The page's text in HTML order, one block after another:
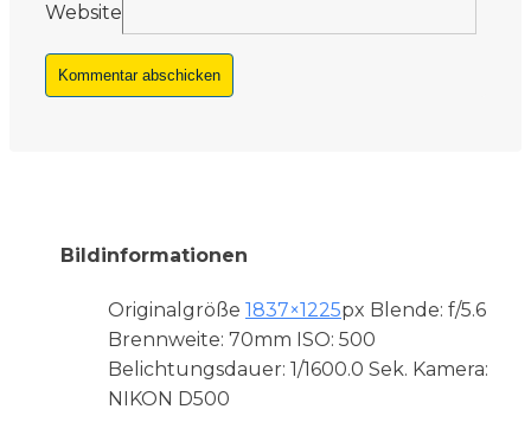
Website
Bildinformationen
Originalgröße 1837×1225px Blende: f/5.6
Brennweite: 70mm ISO: 500
Belichtungsdauer: 1/1600.0 Sek. Kamera:
NIKON D500